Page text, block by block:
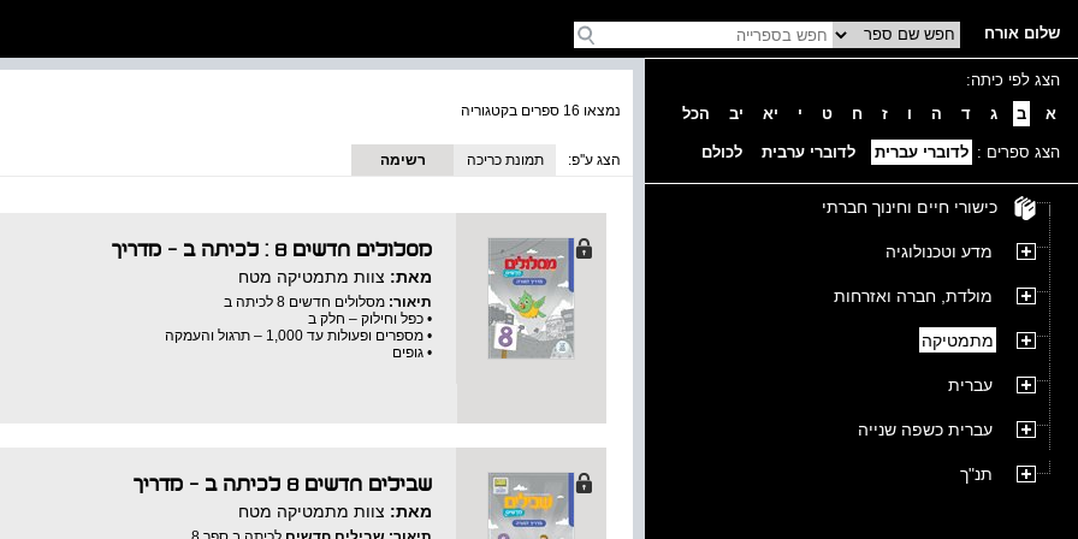
שלום אורח
הצג לפי כיתה:
א
ב ג ד ה ו ז ח ט י יא יב הכל
הצג ספרים : לדוברי עברית לדוברי ערבית לכולם
כישורי חיים וחינוך חברתי
מדע וטכנולוגיה
מולדת, חברה ואזרחות
מתמטיקה
עברית
עברית כשפה שנייה
תנ"ך
נמצאו 16 ספרים בקטגוריה
הצג ע''פ: תמונת כריכה רשימה
מסלולים חדשים 8 : לכיתה ב - מדריך
מאת: צוות מתמטיקה מטח
תיאור: מסלולים חדשים 8 לכיתה ב
• כפל וחילוק – חלק ב
• מספרים ופעולות עד 1,000 – תרגול והעמקה
• גופים
שבילים חדשים 8 לכיתה ב - מדריך
מאת: צוות מתמטיקה מטח